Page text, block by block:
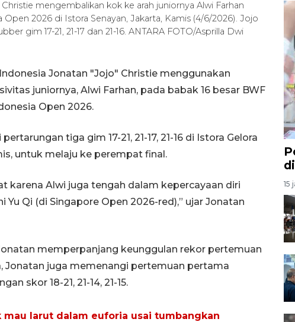
mengembalikan kok ke arah juniornya Alwi Farhan
2026 di Istora Senayan, Jakarta, Kamis (4/6/2026). Jojo
gim 17-21, 21-17 dan 21-16. ANTARA FOTO/Asprilla Dwi
Jonatan "Jojo" Christie menggunakan
juniornya, Alwi Farhan, pada babak 16 besar BWF
Open 2026.
tiga gim 17-21, 21-17, 21-16 di Istora Gelora
untuk melaju ke perempat final.
karena Alwi juga tengah dalam kepercayaan diri
Qi (di Singapore Open 2026-red),” ujar Jonatan
memperpanjang keunggulan rekor pertemuan
Jonatan juga memenangi pertemuan pertama
skor 18-21, 21-14, 21-15.
mau larut dalam euforia usai tumbangkan
15